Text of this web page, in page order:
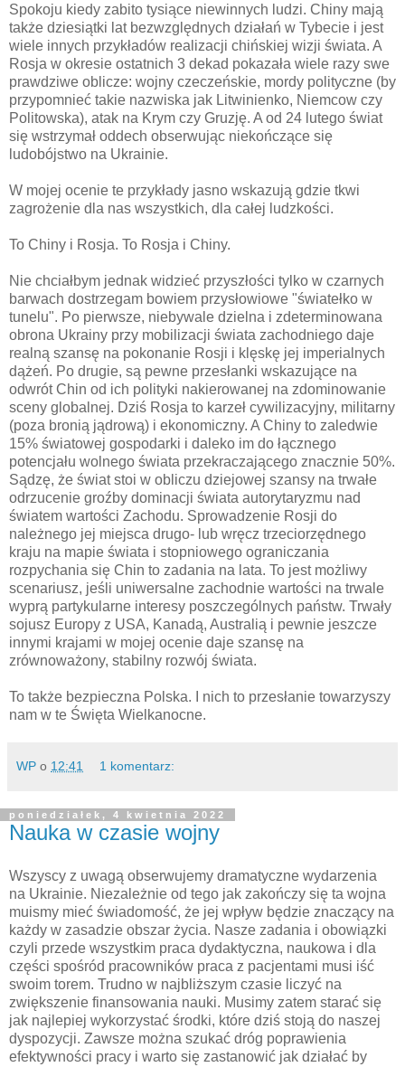
Spokoju kiedy zabito tysiące niewinnych ludzi. Chiny mają
także dziesiątki lat bezwzględnych działań w Tybecie i jest
wiele innych przykładów realizacji chińskiej wizji świata. A
Rosja w okresie ostatnich 3 dekad pokazała wiele razy swe
prawdziwe oblicze: wojny czeczeńskie, mordy polityczne (by
przypomnieć takie nazwiska jak Litwinienko, Niemcow czy
Politowska), atak na Krym czy Gruzję. A od 24 lutego świat
się wstrzymał oddech obserwując niekończące się
ludobójstwo na Ukrainie.
W mojej ocenie te przykłady jasno wskazują gdzie tkwi
zagrożenie dla nas wszystkich, dla całej ludzkości.
To Chiny i Rosja. To Rosja i Chiny.
Nie chciałbym jednak widzieć przyszłości tylko w czarnych
barwach dostrzegam bowiem przysłowiowe "światełko w
tunelu". Po pierwsze, niebywale dzielna i zdeterminowana
obrona Ukrainy przy mobilizacji świata zachodniego daje
realną szansę na pokonanie Rosji i klęskę jej imperialnych
dążeń. Po drugie, są pewne przesłanki wskazujące na
odwrót Chin od ich polityki nakierowanej na zdominowanie
sceny globalnej. Dziś Rosja to karzeł cywilizacyjny, militarny
(poza bronią jądrową) i ekonomiczny. A Chiny to zaledwie
15% światowej gospodarki i daleko im do łącznego
potencjału wolnego świata przekraczającego znacznie 50%.
Sądzę, że świat stoi w obliczu dziejowej szansy na trwałe
odrzucenie groźby dominacji świata autorytaryzmu nad
światem wartości Zachodu. Sprowadzenie Rosji do
należnego jej miejsca drugo- lub wręcz trzeciorzędnego
kraju na mapie świata i stopniowego ograniczania
rozpychania się Chin to zadania na lata. To jest możliwy
scenariusz, jeśli uniwersalne zachodnie wartości na trwale
wyprą partykularne interesy poszczególnych państw. Trwały
sojusz Europy z USA, Kanadą, Australią i pewnie jeszcze
innymi krajami w mojej ocenie daje szansę na
zrównoważony, stabilny rozwój świata.
To także bezpieczna Polska. I nich to przesłanie towarzyszy
nam w te Święta Wielkanocne.
WP o 12:41 1 komentarz:
poniedziałek, 4 kwietnia 2022
Nauka w czasie wojny
Wszyscy z uwagą obserwujemy dramatyczne wydarzenia
na Ukrainie. Niezależnie od tego jak zakończy się ta wojna
muismy mieć świadomość, że jej wpływ będzie znaczący na
każdy w zasadzie obszar życia. Nasze zadania i obowiązki
czyli przede wszystkim praca dydaktyczna, naukowa i dla
części spośród pracowników praca z pacjentami musi iść
swoim torem. Trudno w najbliższym czasie liczyć na
zwiększenie finansowania nauki. Musimy zatem starać się
jak najlepiej wykorzystać środki, które dziś stoją do naszej
dyspozycji. Zawsze można szukać dróg poprawienia
efektywności pracy i warto się zastanowić jak działać by